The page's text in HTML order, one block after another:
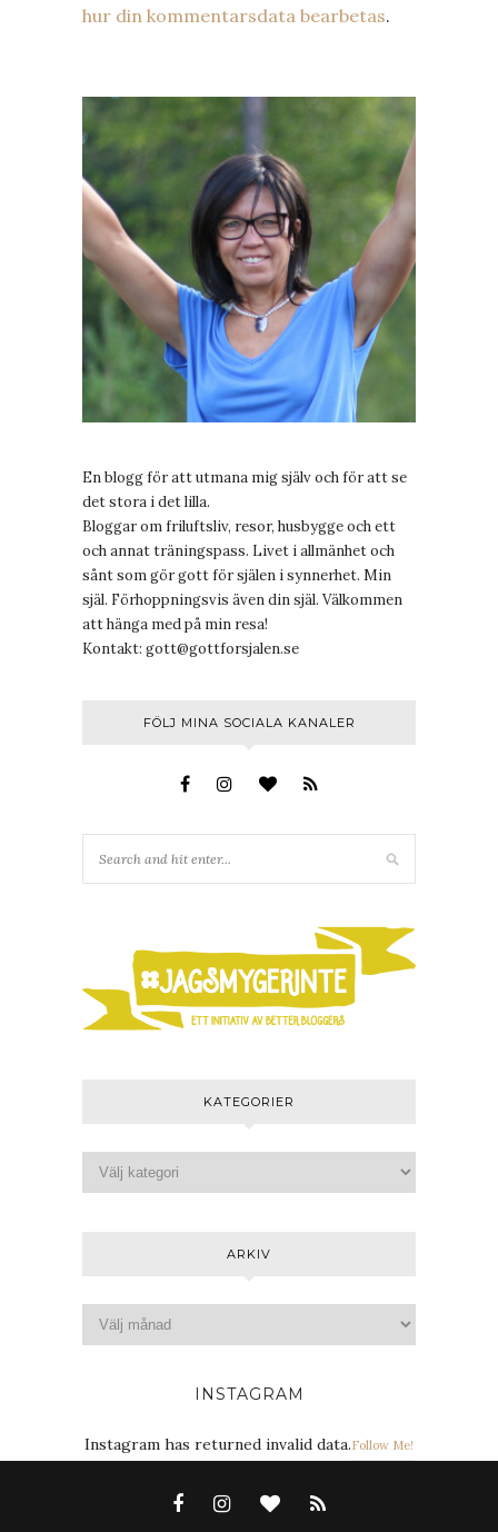
hur din kommentarsdata bearbetas.
En blogg för att utmana mig själv och för att se
det stora i det lilla.
Bloggar om friluftsliv, resor, husbygge och ett
och annat träningspass. Livet i allmänhet och
sånt som gör gott för själen i synnerhet. Min
själ. Förhoppningsvis även din själ. Välkommen
att hänga med på min resa!
Kontakt: gott@gottforsjalen.se
FÖLJ MINA SOCIALA KANALER
KATEGORIER
ARKIV
INSTAGRAM
Instagram has returned invalid data.Follow Me!